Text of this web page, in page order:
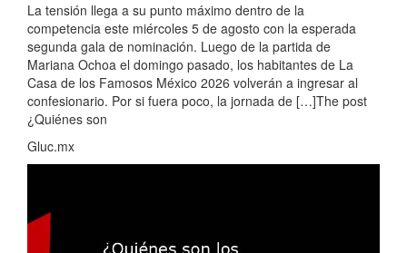
La tensión llega a su punto máximo dentro de la
competencia este miércoles 5 de agosto con la esperada
segunda gala de nominación. Luego de la partida de
Mariana Ochoa el domingo pasado, los habitantes de La
Casa de los Famosos México 2026 volverán a ingresar al
confesionario. Por si fuera poco, la jornada de […]The post
¿Quiénes son
Gluc.mx